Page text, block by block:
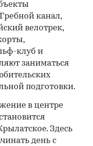
канал,
велотрек,
клуб и
заниматься
подготовки.
в центре
Здесь
день с